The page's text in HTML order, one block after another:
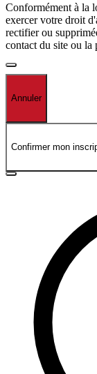
Conformément à la
exercer votre droit
rectifier ou
contact du site ou
Annuler
Confirmer mon